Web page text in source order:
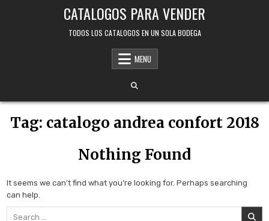
CATALOGOS PARA VENDER
TODOS LOS CATALOGOS EN UN SOLA BODEGA
MENU
Tag: catalogo andrea confort 2018
Nothing Found
It seems we can’t find what you’re looking for. Perhaps searching
can help.